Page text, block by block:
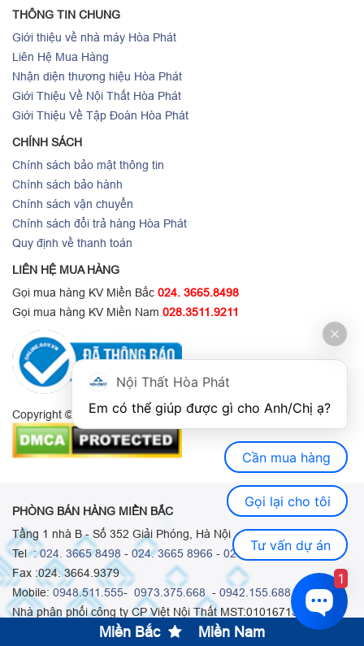
THÔNG TIN CHUNG
Giới thiệu về nhà máy Hòa Phát
Liên Hệ Mua Hàng
Nhận diện thương hiệu Hòa Phát
Giới Thiệu Về Nội Thất Hòa Phát
Giới Thiệu Về Tập Đoàn Hòa Phát
CHÍNH SÁCH
Chính sách bảo mật thông tin
Chính sách bảo hành
Chính sách vận chuyển
Chính sách đổi trả hàng Hòa Phát
Quy định về thanh toán
LIÊN HỆ MUA HÀNG
Gọi mua hàng KV Miền Bắc 024. 3665.8498
Gọi mua hàng KV Miền Nam 028.3511.9211
Copyright © 2022 Bản quyền thuộc về Nội Thất Hòa Phát.
PHÒNG BÁN HÀNG MIỀN BẮC
Tầng 1 nhà B - Số 352 Giải Phóng, Hà Nội
Tel :024. 3665 8498 - 024. 3665 8966 - 024. 3665 8993
Fax :024. 3664.9379
Mobile: 0948.511.555- 0973.375.668 - 0942.155.688
Nhà phân phối công ty CP Việt Nội Thất MST:0101671313
PHÒNG BÁN HÀNG MIỀN NAM
Miền Bắc Miền Nam
Nội Thất Hòa Phát
Cần mua hàng
Gọi lại cho tôi
Tư vấn dự án
1